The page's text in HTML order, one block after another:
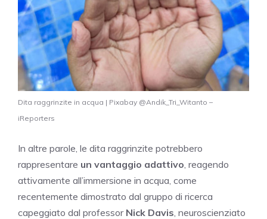
Dita raggrinzite in acqua | Pixabay @Andik_Tri_Witanto –
iReporters
In altre parole, le dita raggrinzite potrebbero
rappresentare un vantaggio adattivo , reagendo
attivamente all’immersione in acqua, come
recentemente dimostrato dal gruppo di ricerca
capeggiato dal professor Nick Davis , neuroscienziato